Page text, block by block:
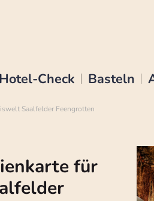
Hotel-Check Basteln
Saalfelder Feengrotten
für